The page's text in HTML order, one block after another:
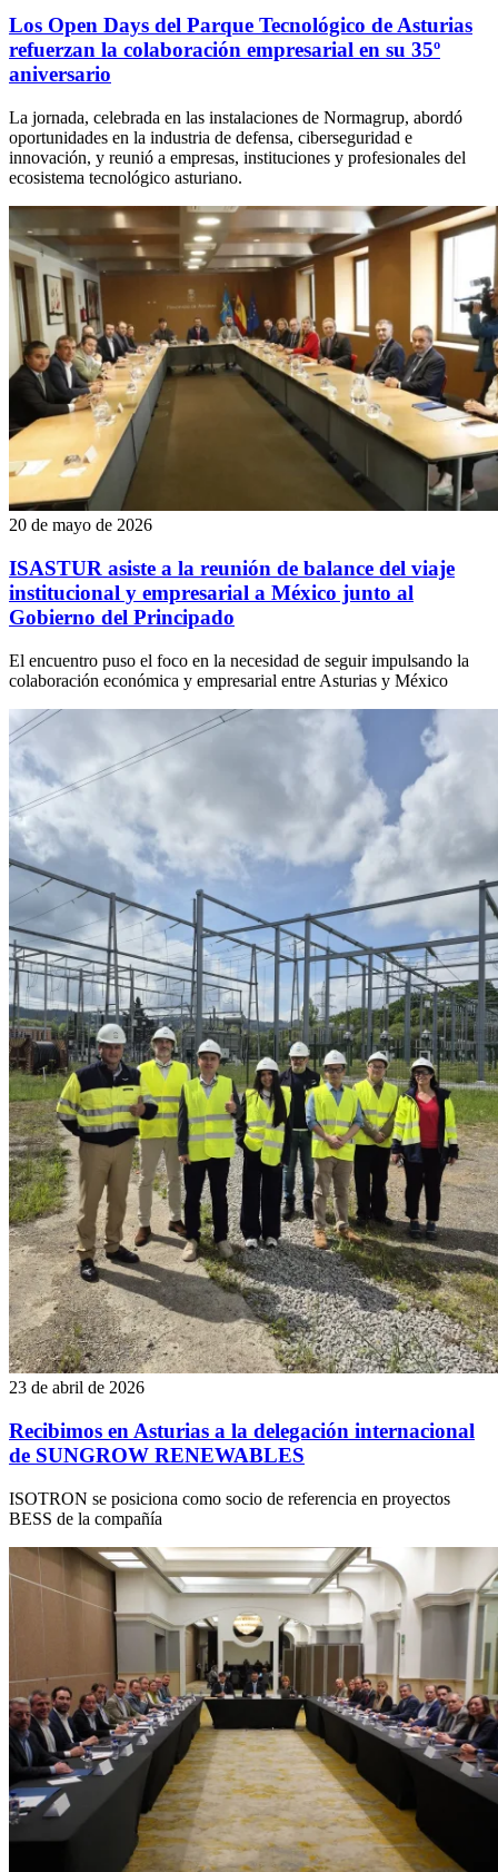
Los Open Days del Parque Tecnológico de Asturias
refuerzan la colaboración empresarial en su 35º
aniversario
La jornada, celebrada en las instalaciones de Normagrup, abordó
oportunidades en la industria de defensa, ciberseguridad e
innovación, y reunió a empresas, instituciones y profesionales del
ecosistema tecnológico asturiano.
20 de mayo de 2026
ISASTUR asiste a la reunión de balance del viaje
institucional y empresarial a México junto al
Gobierno del Principado
El encuentro puso el foco en la necesidad de seguir impulsando la
colaboración económica y empresarial entre Asturias y México
23 de abril de 2026
Recibimos en Asturias a la delegación internacional
de SUNGROW RENEWABLES
ISOTRON se posiciona como socio de referencia en proyectos
BESS de la compañía